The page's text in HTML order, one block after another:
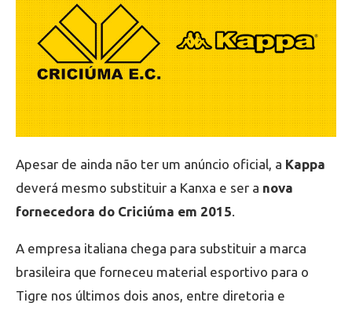
Apesar de ainda não ter um anúncio oficial, a Kappa
deverá mesmo substituir a Kanxa e ser a nova
fornecedora do Criciúma em 2015
A empresa italiana chega para substituir a marca
brasileira que forneceu material esportivo para o
Tigre nos últimos dois anos, entre diretoria e